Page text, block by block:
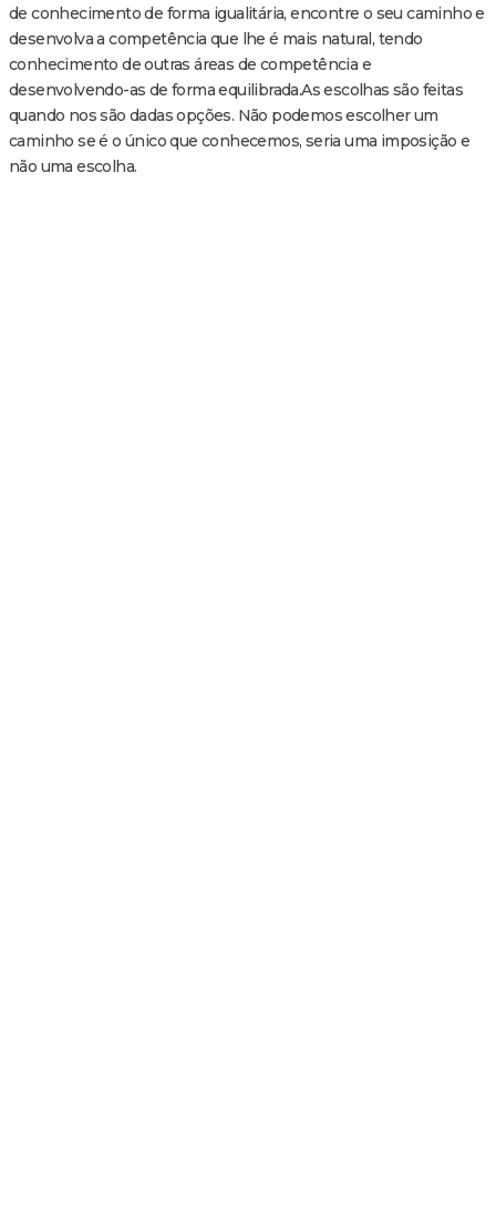
de conhecimento de forma igualitária, encontre o seu caminho e
desenvolva a competência que lhe é mais natural, tendo
conhecimento de outras áreas de competência e
desenvolvendo-as de forma equilibrada.As escolhas são feitas
quando nos são dadas opções. Não podemos escolher um
caminho se é o único que conhecemos, seria uma imposição e
não uma escolha.